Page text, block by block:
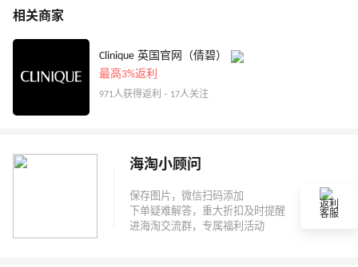
相关商家
Clinique 英国官网（倩碧）
最高3%返利
971人获得返利 · 17人关注
海淘小顾问
返利
客服